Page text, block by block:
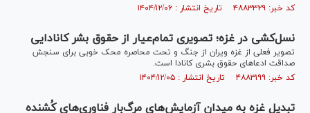
کد خبر: ۴۸۸۳۳۲۹ تاریخ انتشار : ۱۴۰۴/۱۲/۰۶
نسل‌کشی در غزه؛ تصویری تمام‌عیار از حقوق بشر کانادایی
تصویر فعلی از غزه ویران از جنگ و تحت محاصره محک خوبی برای سنجش
صداقت ادعا‌های حقوق بشری کانادا است.
کد خبر: ۴۸۸۳۱۹۹ تاریخ انتشار : ۱۴۰۴/۱۲/۰۵
تبدیل غزه به میدان آزمایش‌های مرگ‌بار فناوری‌های کُشنده